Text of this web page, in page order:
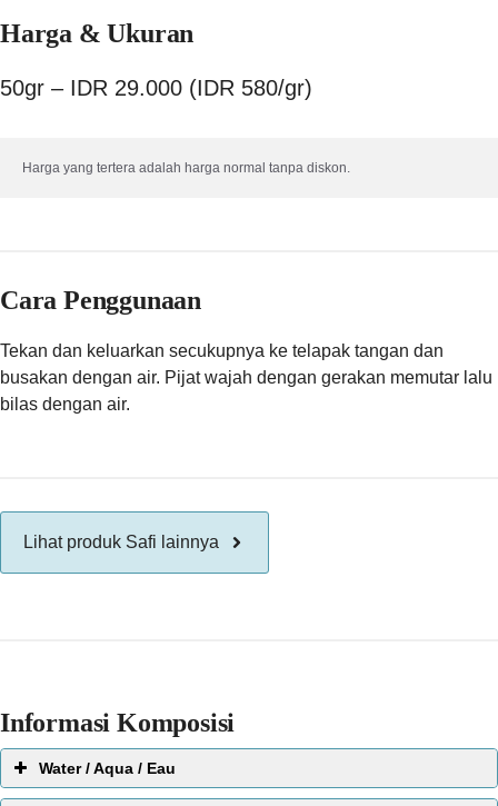
Harga & Ukuran
50gr – IDR 29.000 (IDR 580/gr)
Harga yang tertera adalah harga normal tanpa diskon.
Cara Penggunaan
Tekan dan keluarkan secukupnya ke telapak tangan dan
busakan dengan air. Pijat wajah dengan gerakan memutar lalu
bilas dengan air.
Lihat produk Safi lainnya
Informasi Komposisi
Water / Aqua / Eau
EWG Score: